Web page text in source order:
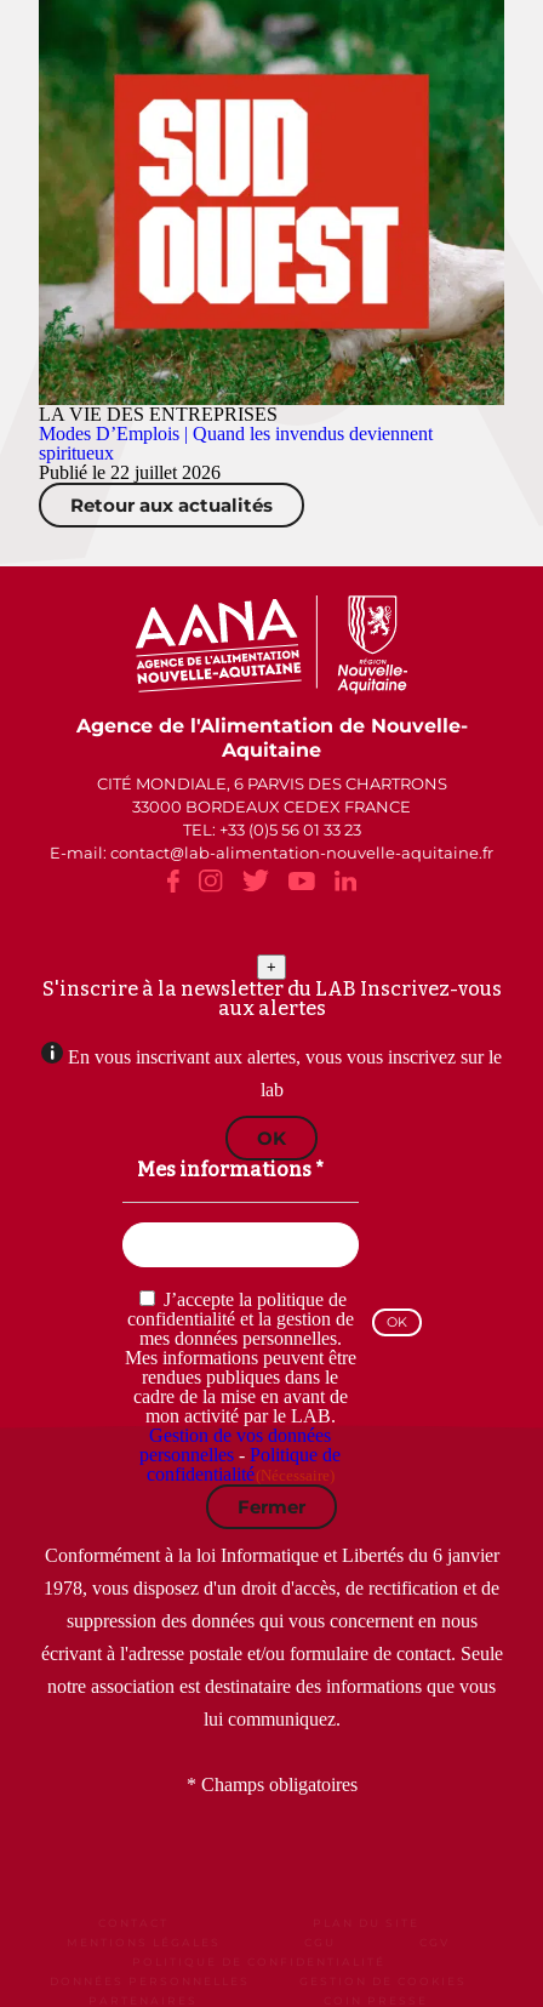
LA VIE DES ENTREPRISES
Modes D’Emplois | Quand les invendus deviennent
spiritueux
Publié le 22 juillet 2026
Retour aux actualités
Agence de l'Alimentation de Nouvelle-
Aquitaine
CITÉ MONDIALE, 6 PARVIS DES CHARTRONS
33000 BORDEAUX CEDEX FRANCE
TEL: +33 (0)5 56 01 33 23
E-mail: contact
lab-alimentation-nouvelle-aquitaine.fr
+
S'inscrire à la newsletter du LAB Inscrivez-vous
aux alertes
En vous inscrivant aux alertes, vous vous inscrivez sur le
lab
OK
Mes informations *
RGPD
(Nécessaire)
J’accepte la politique de
confidentialité et la gestion de
mes données personnelles.
Mes informations peuvent être
rendues publiques dans le
cadre de la mise en avant de
mon activité par le LAB.
Gestion de vos données
personnelles -Politique de
confidentialité(Nécessaire)
Fermer
Conformément à la loi Informatique et Libertés du 6 janvier
1978, vous disposez d'un droit d'accès, de rectification et de
suppression des données qui vous concernent en nous
écrivant à l'adresse postale et/ou formulaire de contact. Seule
notre association est destinataire des informations que vous
lui communiquez.
* Champs obligatoires